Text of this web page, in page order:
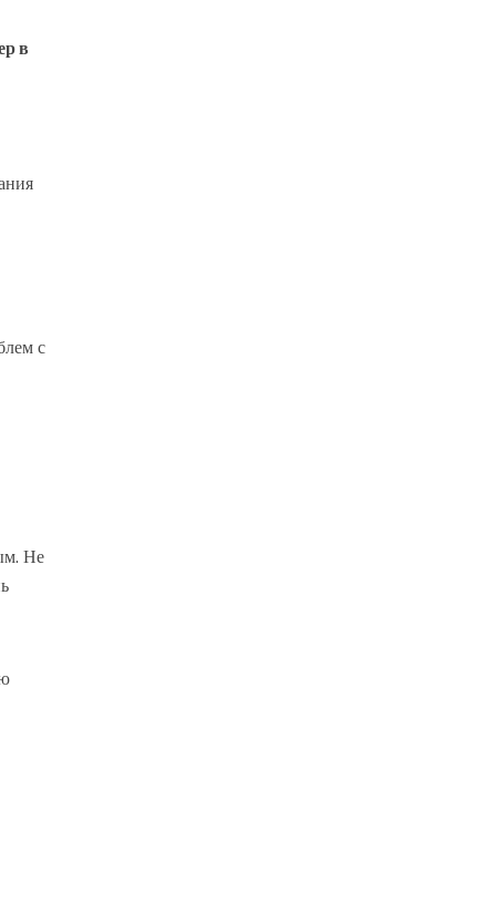
в
с
Не